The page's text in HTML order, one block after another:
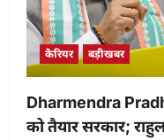
कैरियर बड़ीखबर
Dharmendra
को तैयार सरकार;